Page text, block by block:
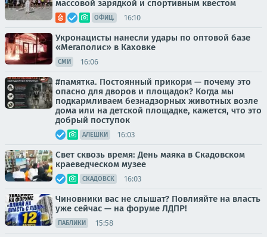
массовой зарядкой и спортивным квестом
ОФИЦ. 16:10
Укронацисты нанесли удары по оптовой базе
«Мегаполис» в Каховке
СМИ 16:06
#памятка. Постоянный прикорм — почему это
опасно для дворов и площадок? Когда мы
подкармливаем безнадзорных животных возле
дома или на детской площадке, кажется, что это
добрый поступок
АЛЕШКИ 16:03
Свет сквозь время: День маяка в Скадовском
краеведческом музее
СКАДОВСК 16:03
Чиновники вас не слышат? Повлияйте на власть
уже сейчас — на форуме ЛДПР!
ПАБЛИКИ 15:58